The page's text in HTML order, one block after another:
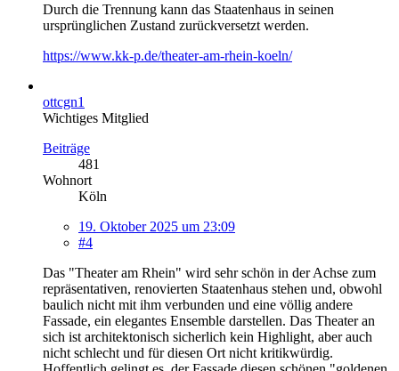
Durch die Trennung kann das Staatenhaus in seinen
ursprünglichen Zustand zurückversetzt werden.
https://www.kk-p.de/theater-am-rhein-koeln/
ottcgn1
Wichtiges Mitglied
Beiträge
481
Wohnort
Köln
19. Oktober 2025 um 23:09
#4
Das "Theater am Rhein" wird sehr schön in der Achse zum
repräsentativen, renovierten Staatenhaus stehen und, obwohl
baulich nicht mit ihm verbunden und eine völlig andere
Fassade, ein elegantes Ensemble darstellen. Das Theater an
sich ist architektonisch sicherlich kein Highlight, aber auch
nicht schlecht und für diesen Ort nicht kritikwürdig.